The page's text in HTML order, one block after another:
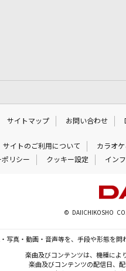
サイトマップ お問い合わせ
サイトのご利用について カラオ
リシー
クッキー設定 イン
© DAIICHIKOSHO
写真・動画・音声等を、手段や形態を
楽曲及びコンテンツは、機種によ
楽曲及びコンテンツの配信日、